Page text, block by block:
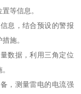
等信息。
息，结合预设的警报
施。
数据，利用三角定位
，测量雷电的电流强